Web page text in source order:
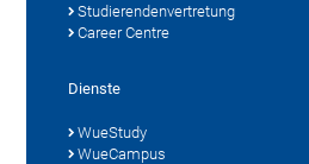
Studierendenvertretung
Career Centre
Dienste
WueStudy
WueCampus